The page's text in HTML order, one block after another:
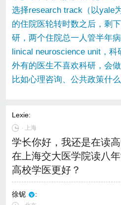
选择research track（以yale
的住院医轮转时数之后，剩
研，两个住院总一人管半年
linical neuroscience unit，
外有的医生不喜欢科研，会
比如心理咨询、公共政策什
Lexie:
∙ 上海
学长你好，我还是在读
在上海交大医学院读八
高校学医更好？
徐铌 :